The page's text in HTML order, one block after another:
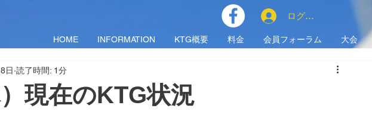
HOME INFORMATION KTG概要 料金 会員フォーラム 大会
ログイン
現在のKTG状況
日 読了時間: 1分